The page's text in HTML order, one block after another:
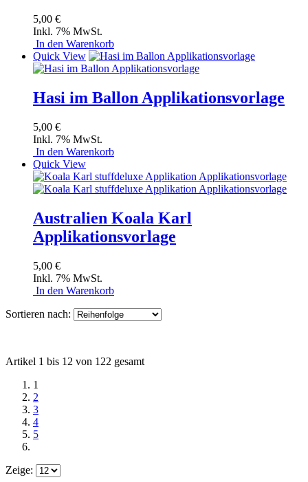
5,00 €
Inkl. 7% MwSt.
In den Warenkorb
Quick View
Hasi im Ballon Applikationsvorlage
5,00 €
Inkl. 7% MwSt.
In den Warenkorb
Quick View
Australien Koala Karl
Applikationsvorlage
5,00 €
Inkl. 7% MwSt.
In den Warenkorb
Sortieren nach:
Artikel 1 bis 12 von 122 gesamt
1
2
3
4
5
Zeige: